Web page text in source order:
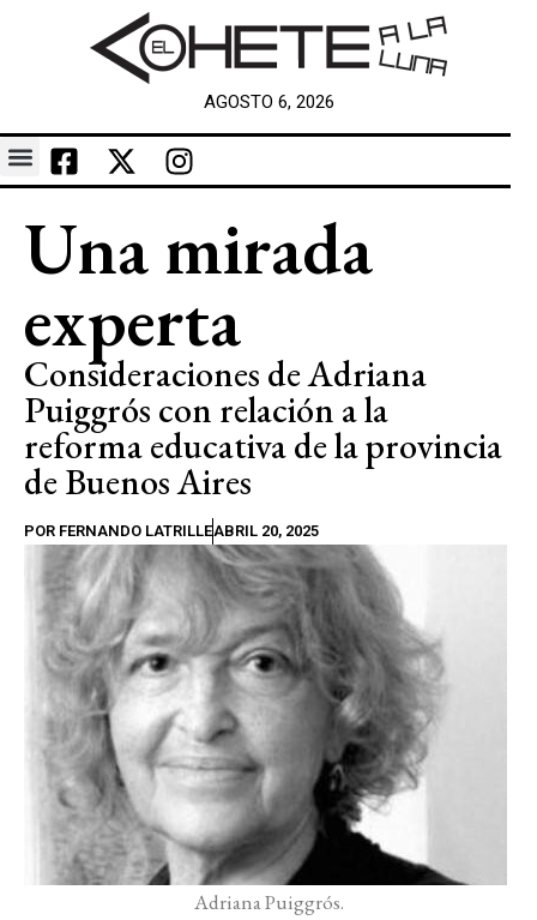
AGOSTO 6, 2026
Una mirada
experta
Consideraciones de Adriana
Puiggrós con relación a la
reforma educativa de la provincia
de Buenos Aires
POR FERNANDO LATRILLEABRIL 20, 2025
Adriana Puiggrós.